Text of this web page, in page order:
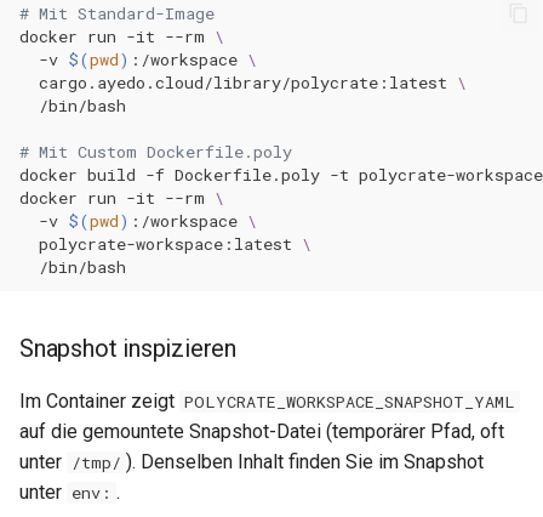
# Mit Standard-Image
docker run -it --rm \
-v $(pwd) :/workspace \
cargo.ayedo.cloud/library/polycrate:latest \
# Mit Custom Dockerfile.poly
docker build -f Dockerfile.poly -t polycrate-
docker run -it --rm \
-v $(pwd) :/workspace \
polycrate-workspace:latest \
Snapshot inspizieren
Im Container zeigt POLYCRATE_WORKSPACE_SNAPSHOT_YAML
auf die gemountete Snapshot-Datei (temporärer Pfad, oft
unter /tmp/ ). Denselben Inhalt finden Sie im Snapshot
unter env: .